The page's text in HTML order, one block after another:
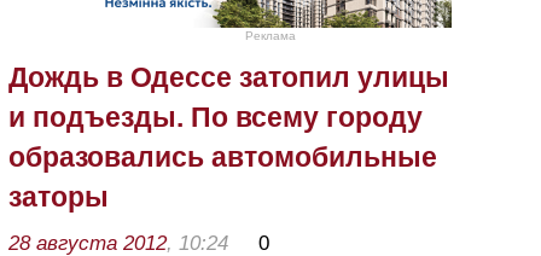
Реклама
Дождь в Одессе затопил улицы
и подъезды. По всему городу
образовались автомобильные
заторы
28 августа 2012, 10:24 0